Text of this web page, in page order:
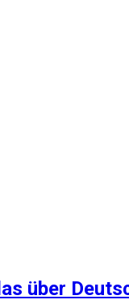
über